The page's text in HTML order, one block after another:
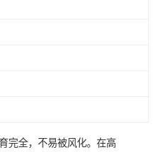
完全，不易被风化。在高